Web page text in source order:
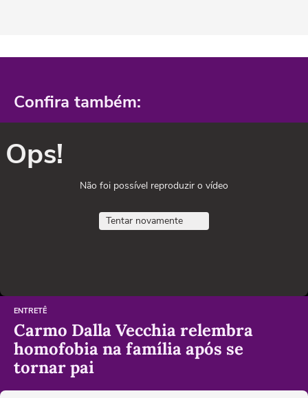
Confira também:
Ops!
Não foi possível reproduzir o vídeo
Tentar novamente
ENTRETÊ
Carmo Dalla Vecchia relembra
homofobia na família após se
tornar pai